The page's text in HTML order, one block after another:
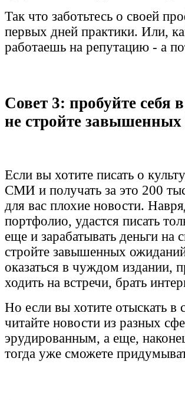
Так что заботьтесь о своей
первых дней практики. Или,
работаешь на репутацию - а
Совет 3: пробуйте себя
не стройте
Если вы хотите писать о
СМИ и получать за это 200
для вас плохие новости.
портфолио, удастся писать
еще и зарабатывать деньги
стройте завышенных
оказаться в чуждом издании,
ходить на встречи, брать
Но если вы хотите отыскать
читайте новости из разных
эрудированным, а еще,
тогда уже сможете